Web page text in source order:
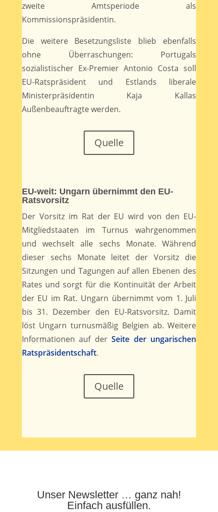
zweite Amtsperiode als
Kommissionspräsidentin.
Die weitere Besetzungsliste blieb ebenfalls
ohne Überraschungen: Portugals
sozialistischer Ex-Premier Antonio Costa soll
EU-Ratspräsident und Estlands liberale
Ministerpräsidentin Kaja Kallas
Außenbeauftragte werden.
Quelle
EU-weit: Ungarn übernimmt den EU-
Ratsvorsitz
Der Vorsitz im Rat der EU wird von den EU-
Mitgliedstaaten im Turnus wahrgenommen
und wechselt alle sechs Monate. Während
dieser sechs Monate leitet der Vorsitz die
Sitzungen und Tagungen auf allen Ebenen des
Rates und sorgt für die Kontinuität der Arbeit
der EU im Rat. Ungarn übernimmt vom 1. Juli
bis 31. Dezember den EU-Ratsvorsitz. Damit
löst Ungarn turnusmäßig Belgien ab. Weitere
Informationen auf derSeite der ungarischen
Ratspräsidentschaft.
Quelle
Unser Newsletter … ganz nah!
Einfach ausfüllen.